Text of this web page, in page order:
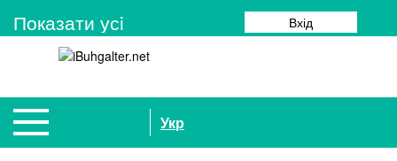
Показати усi Вхід
Укр